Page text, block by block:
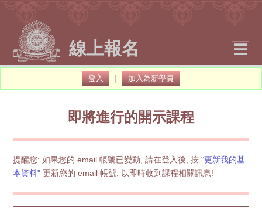
線上報名
登入 | 加入為新學員
即將進行的開示課程
提醒您: 如果您的 email 帳號已變動, 請在登入後, 按"更新我的基
本資料" 更新您的 email 帳號, 以即時收到課程相關訊息!